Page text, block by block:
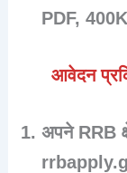
PDF,
आवेदन
अपने RRB